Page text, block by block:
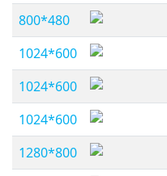
800*480
1024*600
1024*600
1024*600
1280*800